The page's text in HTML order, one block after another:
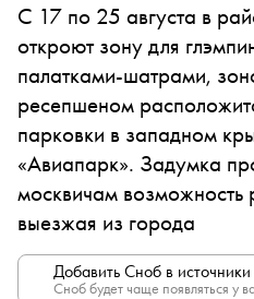
С 17 по 25 августа в
откроют зону для
палатками-шатрами,
ресепшеном
парковки в западном
«Авиапарк». Задумка
москвичам возможность
выезжая из города
Добавить Сноб в
Сноб будет чаще появляться у